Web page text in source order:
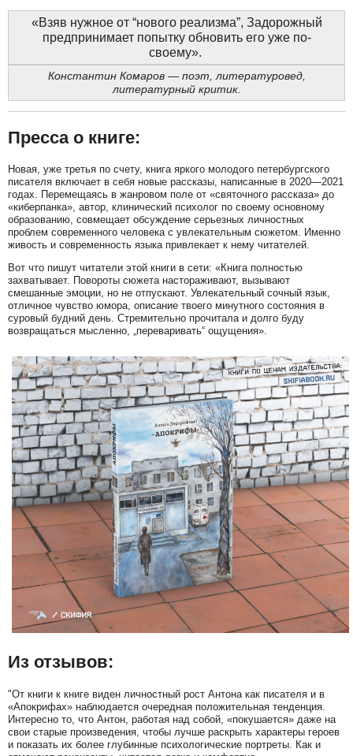
«Взяв нужное от “нового реализма”, Задорожный
предпринимает попытку обновить его уже по-
своему».
Константин Комаров — поэт, литературовед,
литературный критик.
Пресса о книге:
Новая, уже третья по счету, книга яркого молодого петербургского
писателя включает в себя новые рассказы, написанные в 2020—2021
годах. Перемещаясь в жанровом поле от «святочного рассказа» до
«киберпанка», автор, клинический психолог по своему основному
образованию, совмещает обсуждение серьезных личностных
проблем современного человека с увлекательным сюжетом. Именно
живость и современность языка привлекает к нему читателей.
Вот что пишут читатели этой книги в сети: «Книга полностью
захватывает. Повороты сюжета настораживают, вызывают
смешанные эмоции, но не отпускают. Увлекательный сочный язык,
отличное чувство юмора, описание твоего минутного состояния в
суровый будний день. Стремительно прочитала и долго буду
возвращаться мысленно, „переваривать“ ощущения».
Из отзывов:
"От книги к книге виден личностный рост Антона как писателя и в
«Апокрифах» наблюдается очередная положительная тенденция.
Интересно то, что Антон, работая над собой, «покушается» даже на
свои старые произведения, чтобы лучше раскрыть характеры героев
и показать их более глубинные психологические портреты. Как и